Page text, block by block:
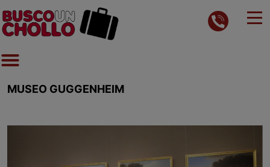
MUSEO GUGGENHEIM